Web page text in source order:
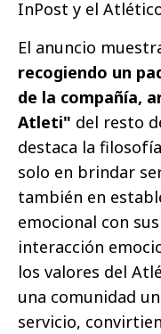
InPost y el
El anuncio
recogiendo un
de la compañía,
Atleti" del resto
destaca la
solo en brindar
también en
emocional con
interacción
los valores del
una comunidad
servicio,